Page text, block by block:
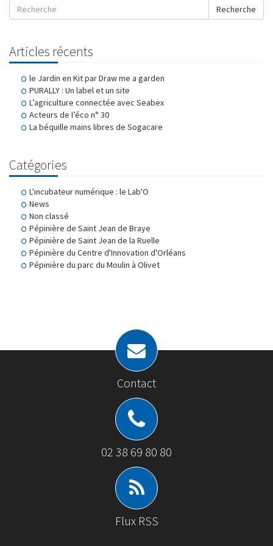
Recherche
Articles récents
le Jardin en Kit par Draw me a garden
PURALLY : Un label et un site
L’agriculture connectée avec Seabex
Acteurs de l’éco n° 30
La béquille mains libres de Sogacare
Catégories
L'incubateur numérique : le Lab'O
News
Non classé
Pépinière de Saint Jean de Braye
Pépinière de Saint Jean de la Ruelle
Pépinière du Centre d'Innovation d'Orléans
Pépinière du parc du Moulin à Olivet
Contact
02 38 69 80 80
Flux RSS